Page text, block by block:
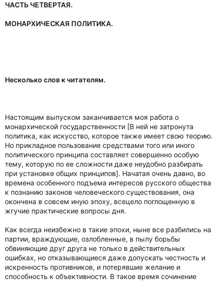
ЧАСТЬ ЧЕТВЕРТАЯ.
МОНАРХИЧЕСКАЯ ПОЛИТИКА.
Несколько слов к читателям.
Настоящим выпуском заканчивается моя работа о
монархической государственности [В ней не затронута
политика, как искусство, которое также имеет свою теорию.
Но прикладное пользование средствами того или иного
политического принципа составляет совершенно особую
тему, которую по ее сложности даже неудобно разбирать
при установке общих принципов]. Начатая очень давно, во
времена особенного подъема интересов русского общества
к познанию законов человеческого существования, она
окончена в совсем иную эпоху, всецело поглощенную в
жгучие практические вопросы дня.
Как всегда неизбежно в такие эпохи, ныне все разбились на
партии, враждующие, озлобленные, в пылу борьбы
обвиняющие друг друга не только в действительных
ошибках, но отказывающиеся даже допускать честность и
искренность противников, и потерявшие желание и
способность к объективности. В такое время сочинение